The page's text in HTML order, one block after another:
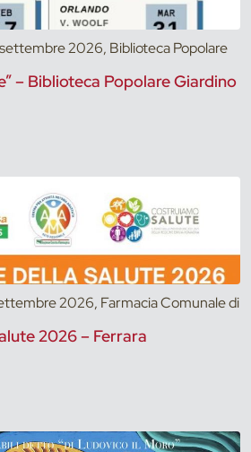
2026, Biblioteca Popolare
– Biblioteca Popolare Giardino
2026, Farmacia Comunale di
2026 – Ferrara